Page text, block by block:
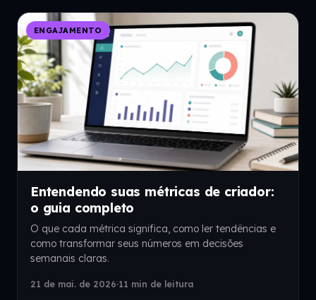
ENGAJAMENTO
Entendendo suas métricas de criador:
o guia completo
O que cada métrica significa, como ler tendências e
como transformar seus números em decisões
semanais claras.
21 de mai. de 2026·11 min de leitura